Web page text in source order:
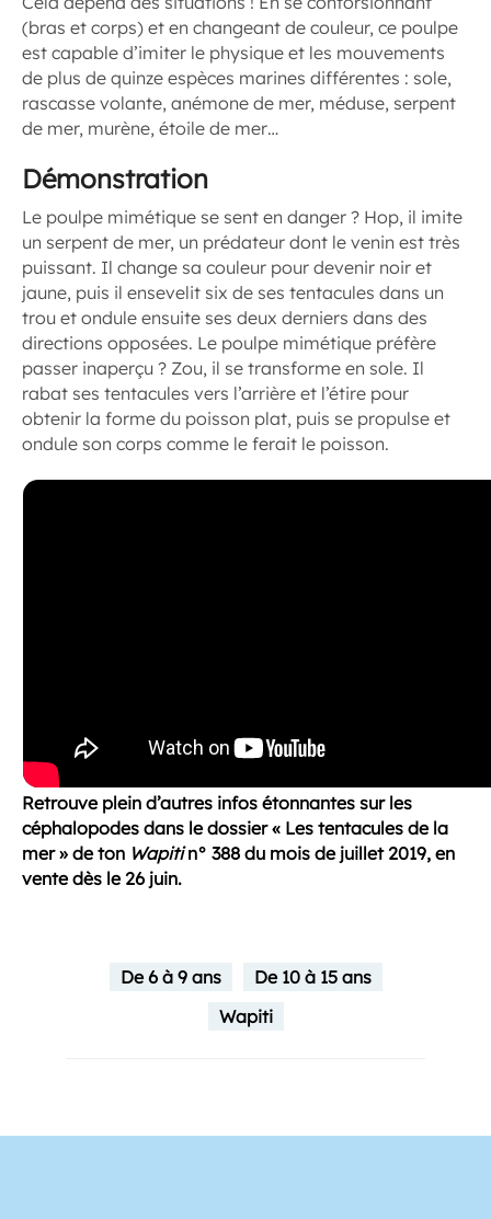
(bras et corps) et en changeant de couleur, ce poulpe
est capable d’imiter le physique et les mouvements
de plus de quinze espèces marines différentes : sole,
rascasse volante, anémone de mer, méduse, serpent
de mer, murène, étoile de mer…
Démonstration
Le poulpe mimétique se sent en danger ? Hop, il imite
un serpent de mer, un prédateur dont le venin est très
puissant. Il change sa couleur pour devenir noir et
jaune, puis il ensevelit six de ses tentacules dans un
trou et ondule ensuite ses deux derniers dans des
directions opposées. Le poulpe mimétique préfère
passer inaperçu ? Zou, il se transforme en sole. Il
rabat ses tentacules vers l’arrière et l’étire pour
obtenir la forme du poisson plat, puis se propulse et
ondule son corps comme le ferait le poisson.
Retrouve plein d’autres infos étonnantes sur les
céphalopodes dans le dossier « Les tentacules de la
mer » de ton Wapitin° 388 du mois de juillet 2019, en
vente dès le 26 juin.
De 6 à 9 ans
De 10 à 15 ans
Wapiti